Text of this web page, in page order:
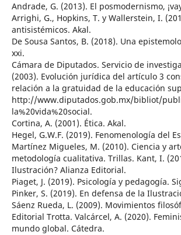
Andrade, G. (2013). El posmodernismo,
Arrighi, G., Hopkins, T. y Wallerstein, I.
antisistémicos. Akal.
De Sousa Santos, B. (2018). Una
xxi.
Cámara de Diputados. Servicio de
(2003). Evolución jurídica del artículo 3
relación a la gratuidad de la educación
http://www.diputados.gob.mx/bibliot/
la%20vida%20social.
Cortina, A. (2001). Ética. Akal.
Hegel, G.W.F. (2019). Fenomenología del
Martínez Migueles, M. (2010). Ciencia y
metodología cualitativa. Trillas. Kant, I.
Ilustración? Alianza Editorial.
Piaget, J. (2019). Psicología y pedagogía.
Pinker, S. (2019). En defensa de la
Sáenz Rueda, L. (2009). Movimientos
Editorial Trotta. Valcárcel, A. (2020).
mundo global. Cátedra.